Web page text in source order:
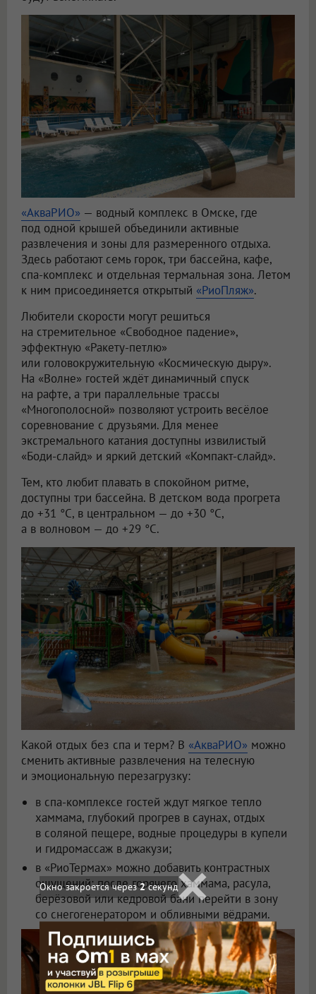
«АкваРИО» — водный комплекс в Омске, где
под одной крышей объединили активные
развлечения и зоны для размеренного отдыха.
Здесь работают семь горок, три бассейна, кафе,
спа-комплекс и отдельная термальная зона. Летом
к ним присоединяется открытый «РиоПляж».
Любители скорости могут решиться
на стремительное «Свободное падение»,
эффектную «Ракету-петлю»
или головокружительную «Космическую дыру».
На «Волне» гостей ждёт динамичный спуск
на рафте, а три параллельные трассы
«Многополосной» позволяют устроить весёлое
соревнование с друзьями. Для менее
экстремального катания доступны извилистый
«Боди-слайд» и яркий детский «Компакт-слайд».
Тем, кто любит плавать в спокойном ритме,
доступны три бассейна. В детском вода прогрета
до +31 °C, в центральном — до +30 °C,
а в волновом — до +29 °C.
Какой отдых без спа и терм? В «АкваРИО» можно
сменить активные развлечения на телесную
и эмоциональную перезагрузку:
в спа-комплексе гостей ждут мягкое тепло
хаммама, глубокий прогрев в саунах, отдых
в соляной пещере, водные процедуры в купели
и гидромассаж в джакузи;
в «РиоТермах» можно добавить контрастных
ощущений: после горячего хаммама, расула,
берёзовой или кедровой бани перейти в зону
со снегогенератором и обливными вёдрами.